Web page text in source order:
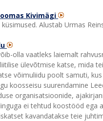
Kivimägi
Alustab Urmas
olla vaatleks laiemalt
ülevõtmise katse, mida
võimuliidu poolt samuti,
koosseisu suurendamine
organisatsioonide,
ei tehtud koostööd ega
kavandatakse teie